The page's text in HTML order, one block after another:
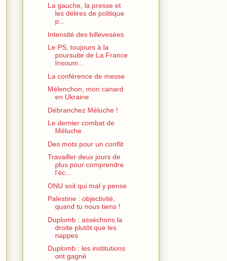
La gauche, la presse et
les délires de politique
p...
Intensité des billevesées
Le PS, toujours à la
poursuite de La France
Insoum...
La conférence de messe
Mélenchon, mon canard
en Ukraine
Débranchez Méluche !
Le dernier combat de
Méluche
Des mots pour un conflit
Travailler deux jours de
plus pour comprendre
l'éc...
ONU soit qui mal y pense
Palestine : objectivité,
quand tu nous tiens !
Duplomb : asséchons la
droite plutôt que les
nappes
Duplomb : les institutions
ont gagné